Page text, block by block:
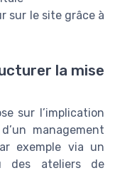
sur le site grâce à
la mise
sur l’implication
management
exemple via un
des ateliers de